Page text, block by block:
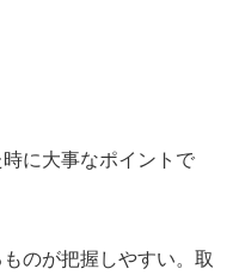
に大事なポイントで
が把握しやすい。取